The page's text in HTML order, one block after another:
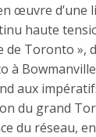
œuvre d’une
haute
de Toronto »,
à
aux
du grand
du réseau,